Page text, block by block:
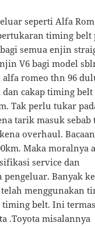
seperti Alfa
timing belt
semua enjin
V6 bagi model
alfa romeo thn 96
cakap timing
Tak perlu tukar
tarik masuk
overhaul.
Maka moralnya
service dan
pengeluar. Banyak
menggunakan
timing belt. Ini
.Toyota misalannya